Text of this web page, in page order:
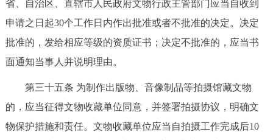
省、自治区、直辖市人民政府文物行政主管部门应当自收到
申请之日起30个工作日内作出批准或者不批准的决定。决定
批准的，发给相应等级的资质证书；决定不批准的，应当书
面通知当事人并说明理由。
第三十五条 为制作出版物、音像制品等拍摄馆藏文物
的，应当征得文物收藏单位同意，并签署拍摄协议，明确文
物保护措施和责任。文物收藏单位应当自拍摄工作完成后10